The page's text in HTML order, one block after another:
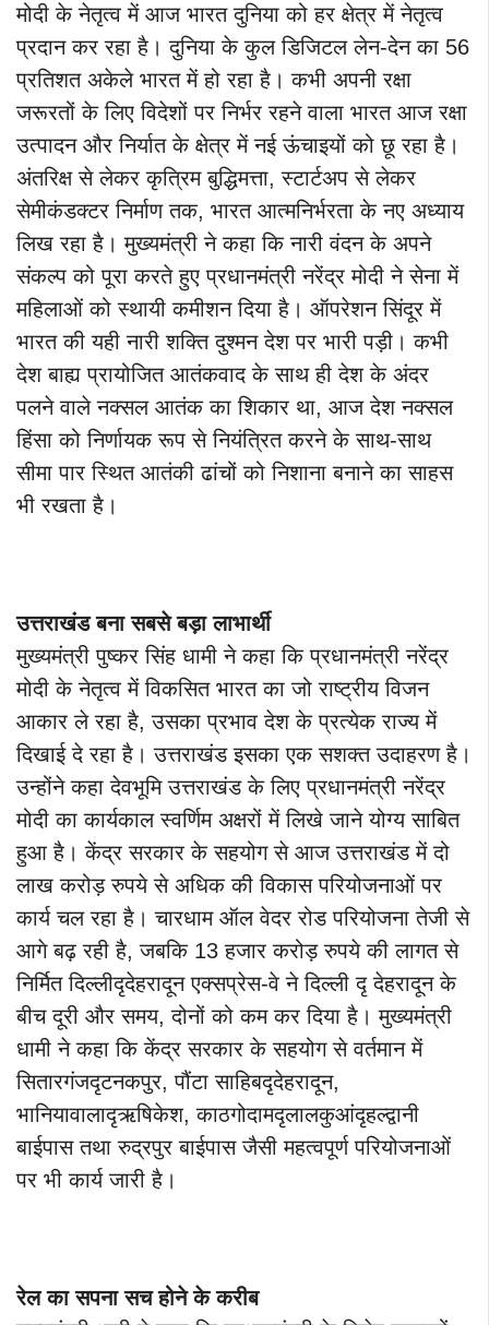
मोदी के नेतृत्व में आज भारत दुनिया को हर क्षेत्र में नेतृत्व
प्रदान कर रहा है। दुनिया के कुल डिजिटल लेन-देन का 56
प्रतिशत अकेले भारत में हो रहा है। कभी अपनी रक्षा
जरूरतों के लिए विदेशों पर निर्भर रहने वाला भारत आज रक्षा
उत्पादन और निर्यात के क्षेत्र में नई ऊंचाइयों को छू रहा है।
अंतरिक्ष से लेकर कृत्रिम बुद्धिमत्ता, स्टार्टअप से लेकर
सेमीकंडक्टर निर्माण तक, भारत आत्मनिर्भरता के नए अध्याय
लिख रहा है। मुख्यमंत्री ने कहा कि नारी वंदन के अपने
संकल्प को पूरा करते हुए प्रधानमंत्री नरेंद्र मोदी ने सेना में
महिलाओं को स्थायी कमीशन दिया है। ऑपरेशन सिंदूर में
भारत की यही नारी शक्ति दुश्मन देश पर भारी पड़ी। कभी
देश बाह्य प्रायोजित आतंकवाद के साथ ही देश के अंदर
पलने वाले नक्सल आतंक का शिकार था, आज देश नक्सल
हिंसा को निर्णायक रूप से नियंत्रित करने के साथ-साथ
सीमा पार स्थित आतंकी ढांचों को निशाना बनाने का साहस
भी रखता है।
उत्तराखंड बना सबसे बड़ा लाभार्थी
मुख्यमंत्री पुष्कर सिंह धामी ने कहा कि प्रधानमंत्री नरेंद्र
मोदी के नेतृत्व में विकसित भारत का जो राष्ट्रीय विजन
आकार ले रहा है, उसका प्रभाव देश के प्रत्येक राज्य में
दिखाई दे रहा है। उत्तराखंड इसका एक सशक्त उदाहरण है।
उन्होंने कहा देवभूमि उत्तराखंड के लिए प्रधानमंत्री नरेंद्र
मोदी का कार्यकाल स्वर्णिम अक्षरों में लिखे जाने योग्य साबित
हुआ है। केंद्र सरकार के सहयोग से आज उत्तराखंड में दो
लाख करोड़ रुपये से अधिक की विकास परियोजनाओं पर
कार्य चल रहा है। चारधाम ऑल वेदर रोड परियोजना तेजी से
आगे बढ़ रही है, जबकि 13 हजार करोड़ रुपये की लागत से
निर्मित दिल्लीदृदेहरादून एक्सप्रेस-वे ने दिल्ली दृ देहरादून के
बीच दूरी और समय, दोनों को कम कर दिया है। मुख्यमंत्री
धामी ने कहा कि केंद्र सरकार के सहयोग से वर्तमान में
सितारगंजदृटनकपुर, पौंटा साहिबदृदेहरादून,
भानियावालादृऋषिकेश, काठगोदामदृलालकुआंदृहल्द्वानी
बाईपास तथा रुद्रपुर बाईपास जैसी महत्वपूर्ण परियोजनाओं
पर भी कार्य जारी है।
रेल का सपना सच होने के करीब